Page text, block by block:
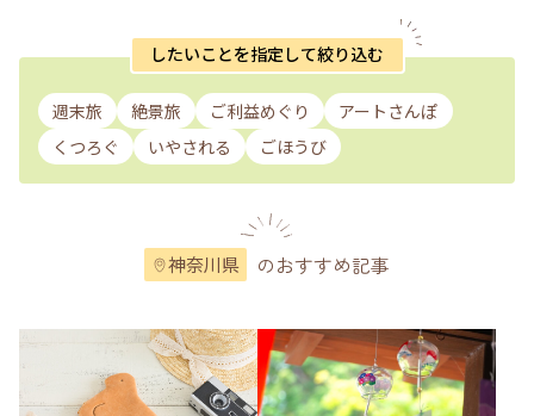
したいことを指定して絞り込む
週末旅 絶景旅 ご利益めぐり
アートさんぽ
くつろぐ
いやされる ごほうび
神奈川県 のおすすめ記事